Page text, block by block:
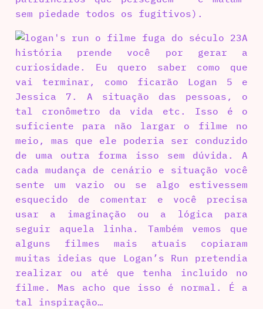
sem piedade todos os fugitivos).
A
história prende você por gerar a
curiosidade. Eu quero saber como que
vai terminar, como ficarão Logan 5 e
Jessica 7. A situação das pessoas, o
tal cronômetro da vida etc. Isso é o
suficiente para não largar o filme no
meio, mas que ele poderia ser conduzido
de uma outra forma isso sem dúvida. A
cada mudança de cenário e situação você
sente um vazio ou se algo estivessem
esquecido de comentar e você precisa
usar a imaginação ou a lógica para
seguir aquela linha. Também vemos que
alguns filmes mais atuais copiaram
muitas ideias que Logan’s Run pretendia
realizar ou até que tenha incluido no
filme. Mas acho que isso é normal. É a
tal inspiração…